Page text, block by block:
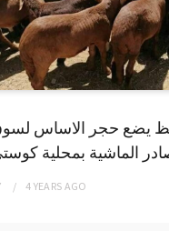
يضع حجر الاساس
الماشية بمحلية
4 YEARS AGO